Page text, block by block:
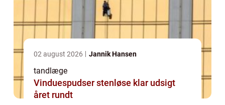
02 august 2026 Jannik Hansen
tandlæge
Vinduespudser stenløse klar udsigt
året rundt